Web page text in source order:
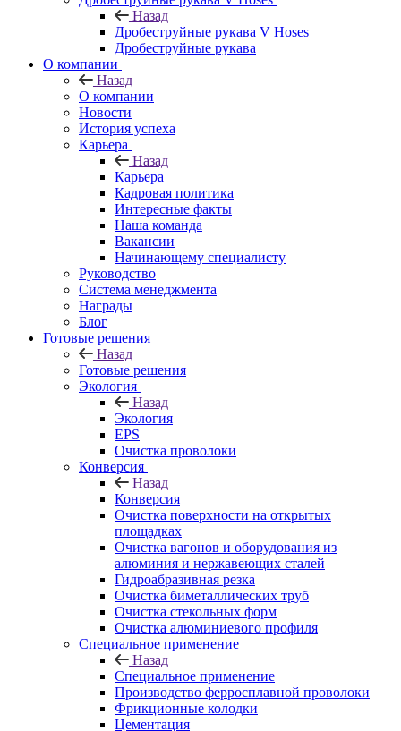
Назад
Дробеструйные рукава V Hoses
Дробеструйные рукава
О компании
Назад
О компании
Новости
История успеха
Карьера
Назад
Карьера
Кадровая политика
Интересные факты
Наша команда
Вакансии
Начинающему специалисту
Руководство
Система менеджмента
Награды
Блог
Готовые решения
Назад
Готовые решения
Экология
Назад
Экология
EPS
Очистка проволоки
Конверсия
Назад
Конверсия
Очистка поверхности на открытых
площадках
Очистка вагонов и оборудования из
алюминия и нержавеющих сталей
Гидроабразивная резка
Очистка биметаллических труб
Очистка стекольных форм
Очистка алюминиевого профиля
Специальное применение
Назад
Специальное применение
Производство ферросплавной проволоки
Фрикционные колодки
Цементация